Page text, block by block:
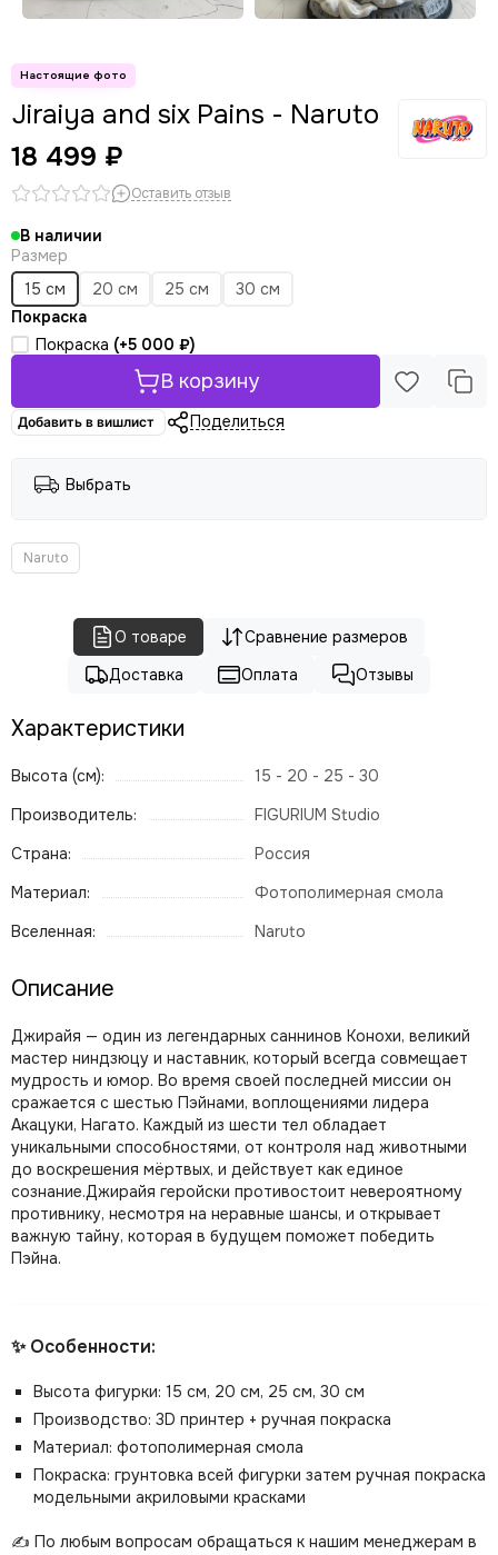
Jiraiya and six Pains - Naruto
18 499 ₽
Оставить отзыв
В наличии
Размер
15 см
20 см 25 см
30 см
Покраска
Покраска (+5 000 ₽)
В корзину
Добавить в вишлист Поделиться
Выбрать
Naruto
О товаре
Сравнение размеров
Доставка
Оплата Отзывы
Характеристики
Высота (см):
15 - 20 - 25 - 30
Производитель:
FIGURIUM Studio
Страна:
Россия
Материал:
Фотополимерная смола
Вселенная:
Naruto
Описание
Джирайя — один из легендарных саннинов Конохи, великий
мастер ниндзюцу и наставник, который всегда совмещает
мудрость и юмор. Во время своей последней миссии он
сражается с шестью Пэйнами, воплощениями лидера
Акацуки, Нагато. Каждый из шести тел обладает
уникальными способностями, от контроля над животными
до воскрешения мёртвых, и действует как единое
сознание.Джирайя геройски противостоит невероятному
противнику, несмотря на неравные шансы, и открывает
важную тайну, которая в будущем поможет победить
Пэйна.
✨ Особенности:
Высота фигурки: 15 см, 20 см, 25 см, 30 см
Производство: 3D принтер + ручная покраска
Материал: фотополимерная смола
Покраска: грунтовка всей фигурки затем ручная покраска
модельными акриловыми красками
✍️ По любым вопросам обращаться к нашим менеджерам в